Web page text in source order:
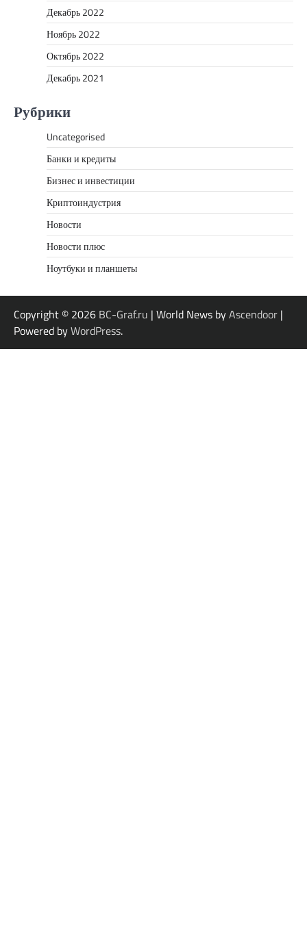
Декабрь 2022
Ноябрь 2022
Октябрь 2022
Декабрь 2021
Рубрики
Uncategorised
Банки и кредиты
Бизнес и инвестиции
Криптоиндустрия
Новости
Новости плюс
Ноутбуки и планшеты
Copyright © 2026 BC-Graf.ru | World News byAscendoor |
Powered byWordPress.